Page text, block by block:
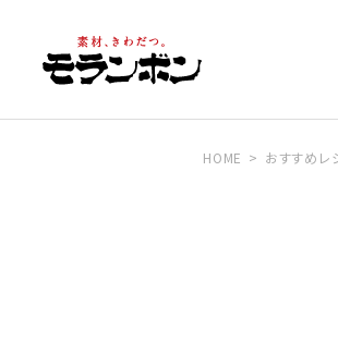
HOME おすすめレ